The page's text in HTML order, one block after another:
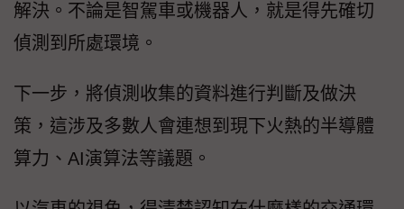
解決。不論是智駕車或機器人，就是得先確切
偵測到所處環境。
下一步，將偵測收集的資料進行判斷及做決
策，這涉及多數人會連想到現下火熱的半導體
算力、AI演算法等議題。